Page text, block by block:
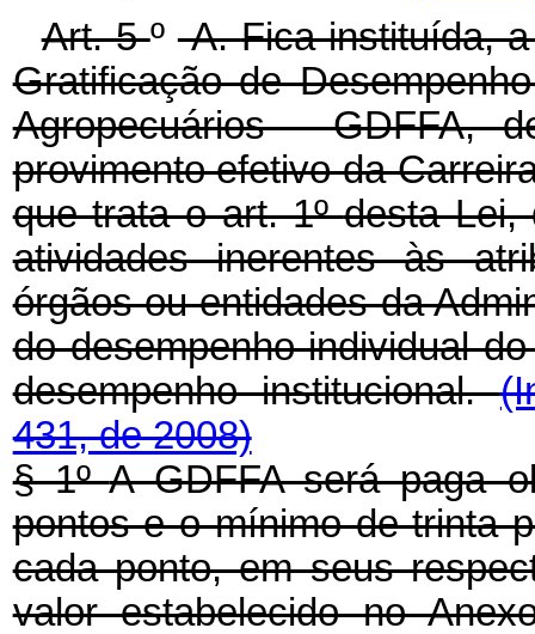
Art. 5º-A.Fica instituída,
Gratificação de
Agropecuários - GDFFA,
provimento efetivo da
que trata o art. 1ºdesta Lei,
atividades inerentes às
órgãos ou entidades da
do desempenho individual
desempenho institucional.
431, de 2008)
§ 1ºA GDFFA será paga
pontos e o mínimo de trinta
cada ponto, em seus
valor estabelecido no